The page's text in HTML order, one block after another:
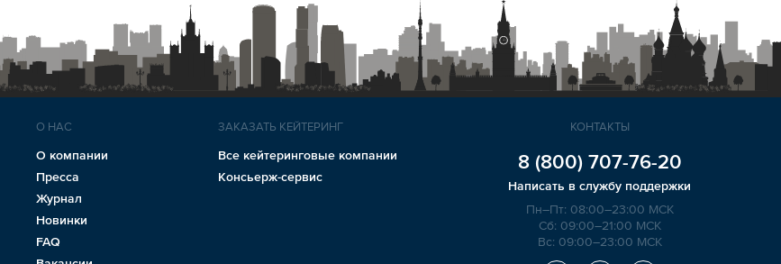
О НАС
О компании
Пресса
Журнал
Новинки
FAQ
ЗАКАЗАТЬ КЕЙТЕРИНГ
Все кейтеринговые компании
Консьерж-сервис
КОНТАКТЫ
8 (800) 707-76-20
Написать в службу поддержки
Пн–Пт: 08:00–23:00 МСК
Сб: 09:00–21:00 МСК
Вс: 09:00–23:00 МСК